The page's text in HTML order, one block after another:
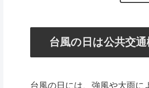
台風の日は公共交
台風の日には、強風や大雨に